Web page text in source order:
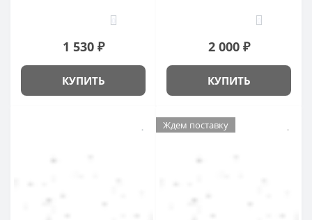
1 530 ₽
КУПИТЬ
2 000 ₽
КУПИТЬ
Ждем поставку